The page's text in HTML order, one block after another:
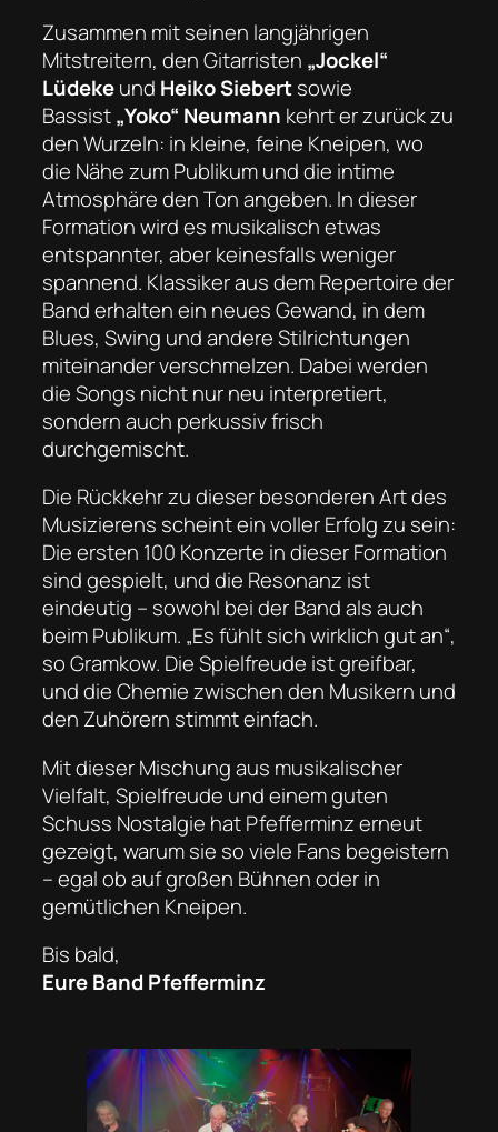
Zusammen mit seinen langjährigen
Mitstreitern, den Gitarristen „Jockel“
Lüdekeund Heiko Siebertsowie
Bassist„Yoko“ Neumann kehrt er zurück zu
den Wurzeln: in kleine, feine Kneipen, wo
die Nähe zum Publikum und die intime
Atmosphäre den Ton angeben. In dieser
Formation wird es musikalisch etwas
entspannter, aber keinesfalls weniger
spannend. Klassiker aus dem Repertoire der
Band erhalten ein neues Gewand, in dem
Blues, Swing und andere Stilrichtungen
miteinander verschmelzen. Dabei werden
die Songs nicht nur neu interpretiert,
sondern auch perkussiv frisch
durchgemischt.
Die Rückkehr zu dieser besonderen Art des
Musizierens scheint ein voller Erfolg zu sein:
Die ersten 100 Konzerte in dieser Formation
sind gespielt, und die Resonanz ist
eindeutig – sowohl bei der Band als auch
beim Publikum. „Es fühlt sich wirklich gut an“,
so Gramkow. Die Spielfreude ist greifbar,
und die Chemie zwischen den Musikern und
den Zuhörern stimmt einfach.
Mit dieser Mischung aus musikalischer
Vielfalt, Spielfreude und einem guten
Schuss Nostalgie hat Pfefferminz erneut
gezeigt, warum sie so viele Fans begeistern
– egal ob auf großen Bühnen oder in
gemütlichen Kneipen.
Bis bald,
Eure Band Pfefferminz